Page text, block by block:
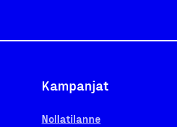
Kampanjat
Nollatilanne